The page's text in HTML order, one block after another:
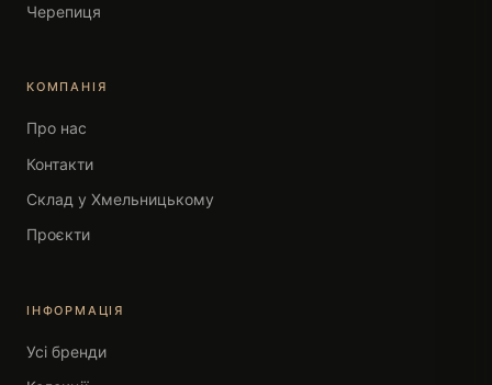
Черепиця
КОМПАНІЯ
Про нас
Контакти
Склад у Хмельницькому
Проєкти
ІНФОРМАЦІЯ
Усі бренди